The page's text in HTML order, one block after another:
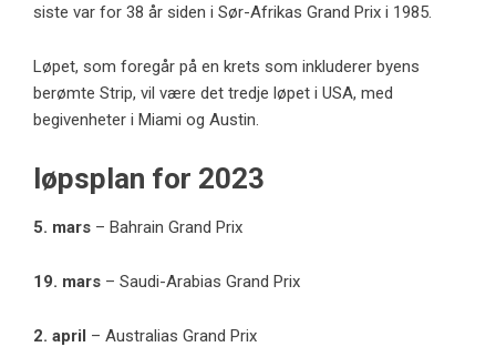
siste var for 38 år siden i Sør-Afrikas Grand Prix i 1985.
Løpet, som foregår på en krets som inkluderer byens
berømte Strip, vil være det tredje løpet i USA, med
begivenheter i Miami og Austin.
løpsplan for 2023
5. mars – Bahrain Grand Prix
19. mars – Saudi-Arabias Grand Prix
2. april – Australias Grand Prix